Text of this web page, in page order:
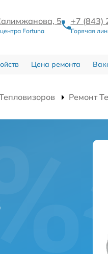
5
Fortuna
+7 (843)
Горячая
Цена ремонта
Ремонт